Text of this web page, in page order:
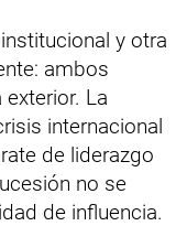
y otra
ambos
La
internacional
de liderazgo
no se
de influencia.